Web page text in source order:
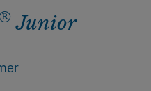
® Junior